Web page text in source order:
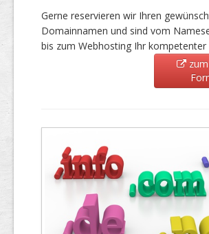
Gerne reservieren wir Ihren
Domainnamen und sind vom
bis zum Webhosting Ihr kompetenter
zum